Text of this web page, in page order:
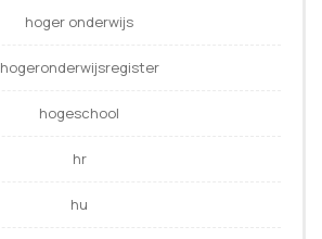
hoger onderwijs
hogeronderwijsregister
hogeschool
hr
hu